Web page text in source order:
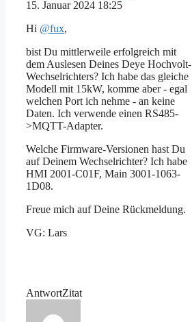
15. Januar 2024 18:25
Hi @fux,
bist Du mittlerweile erfolgreich mit
dem Auslesen Deines Deye Hochvolt-
Wechselrichters? Ich habe das gleiche
Modell mit 15kW, komme aber - egal
welchen Port ich nehme - an keine
Daten. Ich verwende einen RS485-
>MQTT-Adapter.
Welche Firmware-Versionen hast Du
auf Deinem Wechselrichter? Ich habe
HMI 2001-C01F, Main 3001-1063-
1D08.
Freue mich auf Deine Rückmeldung.
VG: Lars
AntwortZitat